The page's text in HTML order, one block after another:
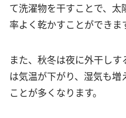
て洗濯物を干すことで、
率よく乾かすことができま
また、秋冬は夜に外干し
は気温が下がり、湿気も
ことが多くなります。